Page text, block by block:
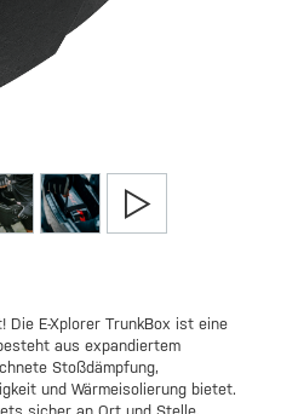
Die E-Xplorer TrunkBox ist eine
aus expandiertem
Stoßdämpfung,
und Wärmeisolierung bietet.